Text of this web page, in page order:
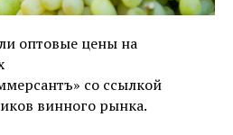
оптовые цены на
со ссылкой
винного рынка.